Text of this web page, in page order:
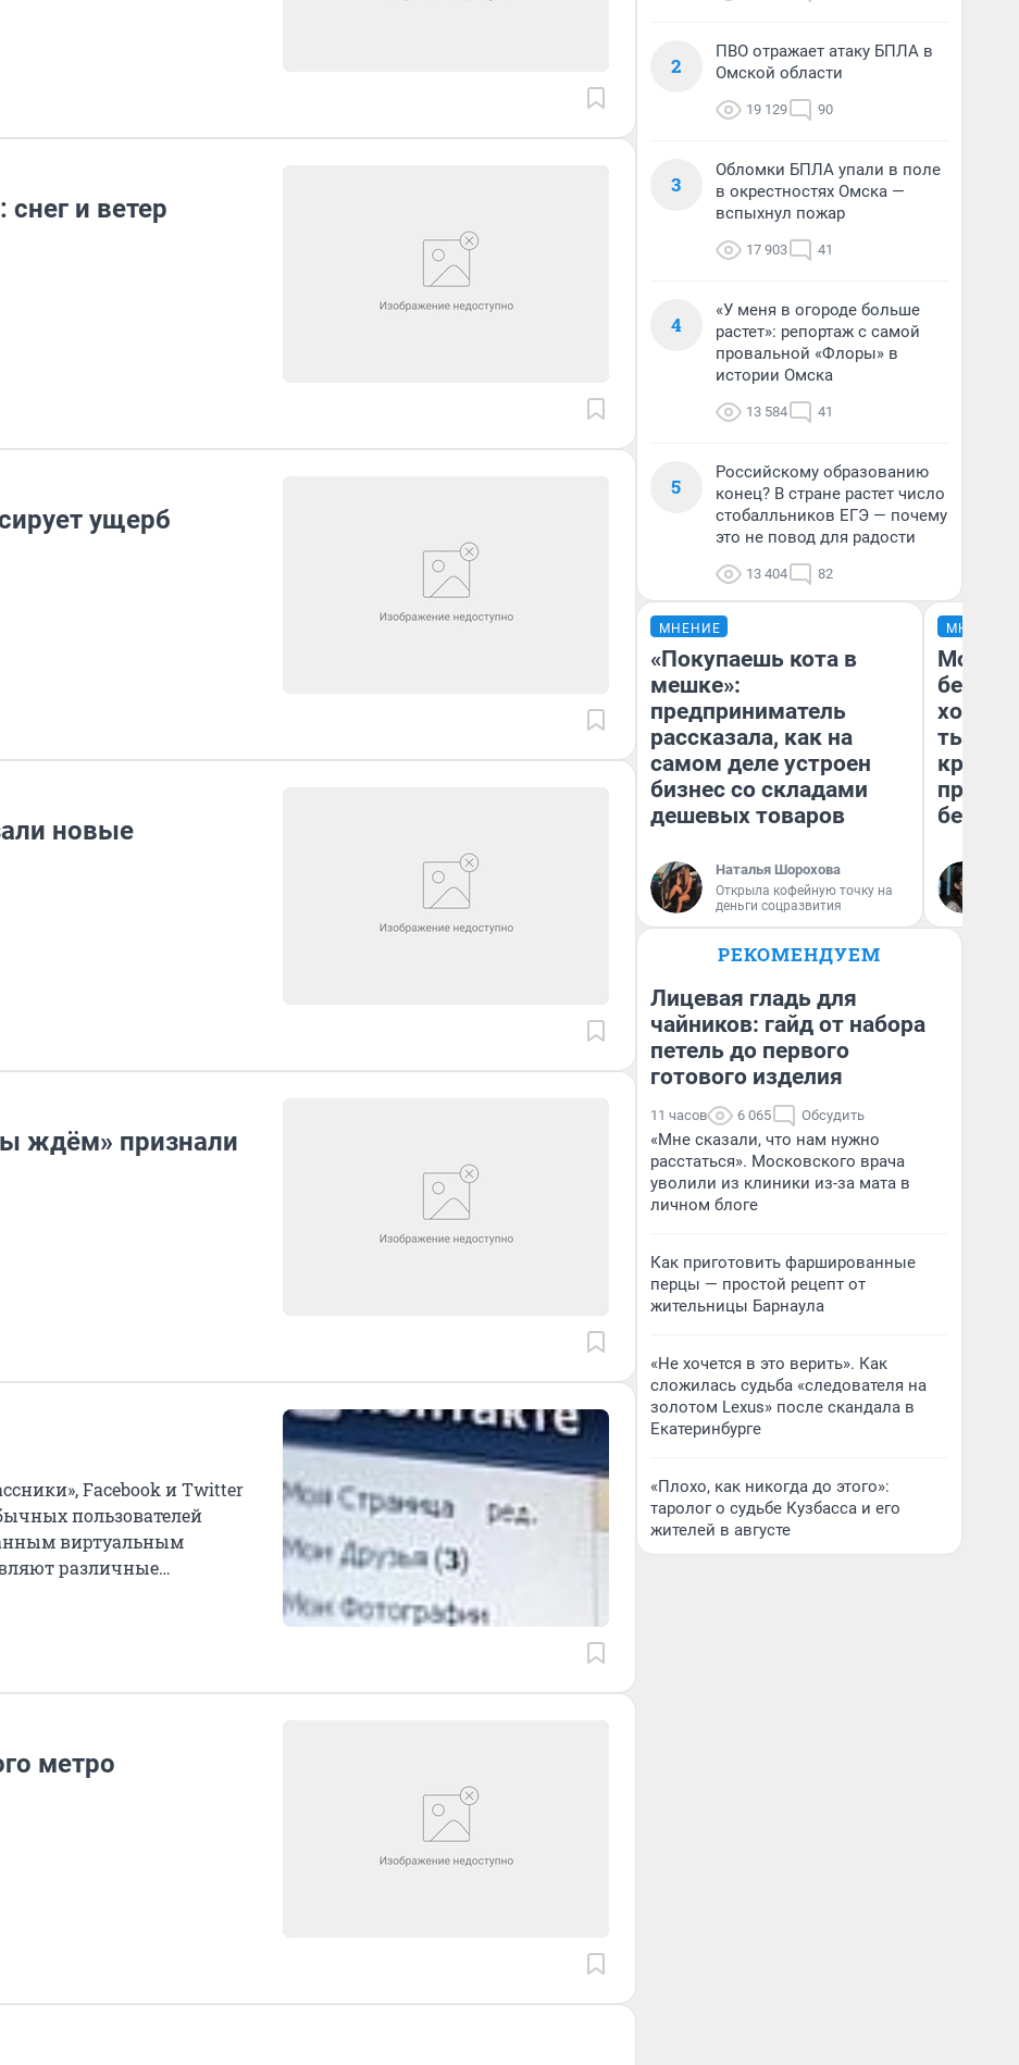
и ветер
ущерб
новые
ждём» признали
Facebook и Twitter
пользователей
виртуальным
различные
метро
2
ПВО отражает атаку БПЛА в
Омской области
19 129 90
3
Обломки БПЛА упали в поле
в окрестностях Омска —
вспыхнул пожар
17 903 41
4
«У меня в огороде больше
растет»: репортаж с самой
провальной «Флоры» в
истории Омска
13 584 41
5
Российскому образованию
конец? В стране растет число
стобалльников ЕГЭ — почему
это не повод для радости
13 404 82
МНЕНИЕ
«Покупаешь кота в
мешке»:
предприниматель
рассказала, как на
самом деле устроен
бизнес со складами
дешевых товаров
Наталья Шорохова
Открыла кофейную точку на
деньги соцразвития
МНЕНИЕ
Мой
хотела
тысяч,
РЕКОМЕНДУЕМ
Лицевая гладь для
чайников: гайд от набора
петель до первого
готового изделия
11 часов 6 065 Обсудить
«Мне сказали, что нам нужно
расстаться». Московского врача
уволили из клиники из-за мата в
личном блоге
Как приготовить фаршированные
перцы — простой рецепт от
жительницы Барнаула
«Не хочется в это верить». Как
сложилась судьба «следователя на
золотом Lexus» после скандала в
Екатеринбурге
«Плохо, как никогда до этого»:
таролог о судьбе Кузбасса и его
жителей в августе